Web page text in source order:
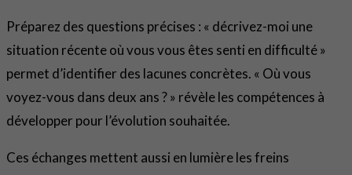
Préparez des questions précises : « décrivez-moi une
situation récente où vous vous êtes senti en difficulté »
permet d’identifier des lacunes concrètes. « Où vous
voyez-vous dans deux ans ? » révèle les compétences à
développer pour l’évolution souhaitée.
Ces échanges mettent aussi en lumière les freins